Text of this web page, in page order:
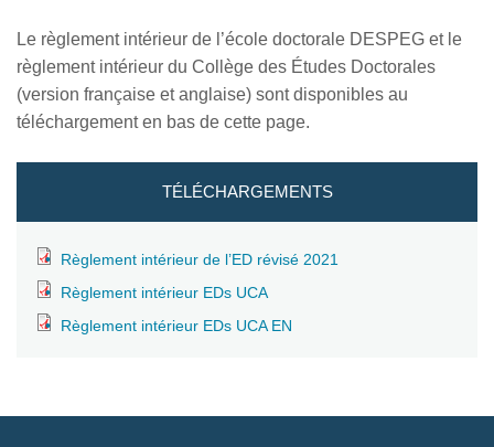
Le règlement intérieur de l’école doctorale DESPEG et le
règlement intérieur du Collège des Études Doctorales
(version française et anglaise) sont disponibles au
téléchargement en bas de cette page.
TÉLÉCHARGEMENTS
Règlement intérieur de l’ED révisé 2021
Règlement intérieur EDs UCA
Règlement intérieur EDs UCA EN